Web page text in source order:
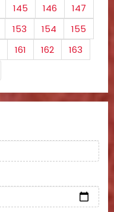
145 146
147
153 154
155
161 162
163